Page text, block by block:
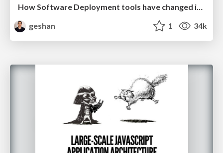
How Software Deployment tools have changed in the past 20 years
geshan
1 34k